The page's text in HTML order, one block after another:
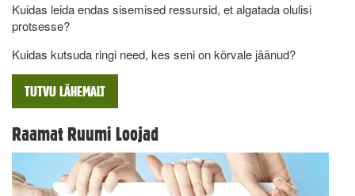
Kuidas leida endas sisemised ressursid, et algatada olulisi
protsesse?
Kuidas kutsuda ringi need, kes seni on kõrvale jäänud?
TUTVU LÄHEMALT
Raamat Ruumi Loojad